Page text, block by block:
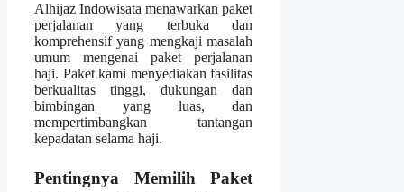
Alhijaz Indowisata menawarkan paket
perjalanan yang terbuka dan
komprehensif yang mengkaji masalah
umum mengenai paket perjalanan
haji. Paket kami menyediakan fasilitas
berkualitas tinggi, dukungan dan
bimbingan yang luas, dan
mempertimbangkan tantangan
kepadatan selama haji.
Pentingnya Memilih Paket